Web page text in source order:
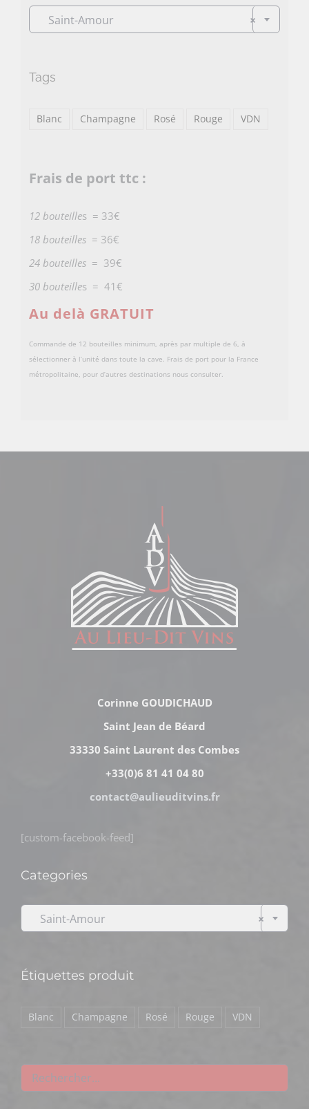
×
Saint-Amour
Tags
Blanc Champagne Rosé Rouge VDN
Frais de port ttc :
12 bouteilles = 33€
18 bouteilles= 36€
24 bouteilles= 39€
30 bouteilles = 41€
Au delà GRATUIT
Commande de 12 bouteilles minimum, après par multiple de 6, à
sélectionner à l’unité dans toute la cave. Frais de port pour la France
métropolitaine, pour d’autres destinations nous consulter.
Corinne GOUDICHAUD
Saint Jean de Béard
33330 Saint Laurent des Combes
+33(0)6 81 41 04 80
contact@aulieuditvins.fr
[custom-facebook-feed]
Categories
×
Saint-Amour
Étiquettes produit
Blanc Champagne Rosé Rouge VDN